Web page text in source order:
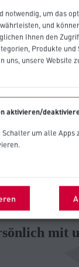
von Procell
stimmen
Daten werden
mit
notwendig, um das
und
Ihnen den
Produkte und
uns, unsere Website
aktivieren/
Schalter um alle Apps